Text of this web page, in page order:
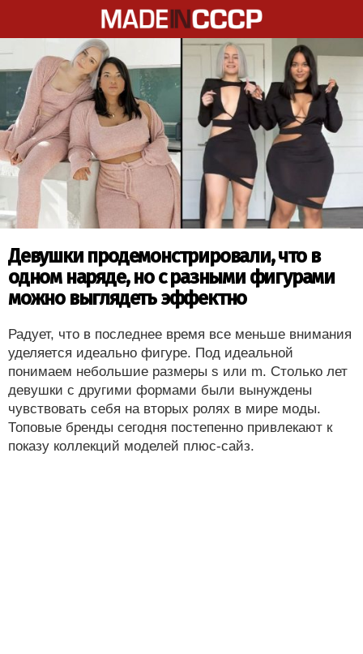
Девушки продемонстрировали, что в
одном наряде, но с разными фигурами
можно выглядеть эффектно
Радует, что в последнее время все меньше внимания
уделяется идеально фигуре. Под идеальной
понимаем небольшие размеры s или m. Столько лет
девушки с другими формами были вынуждены
чувствовать себя на вторых ролях в мире моды.
Топовые бренды сегодня постепенно привлекают к
показу коллекций моделей плюс-сайз.